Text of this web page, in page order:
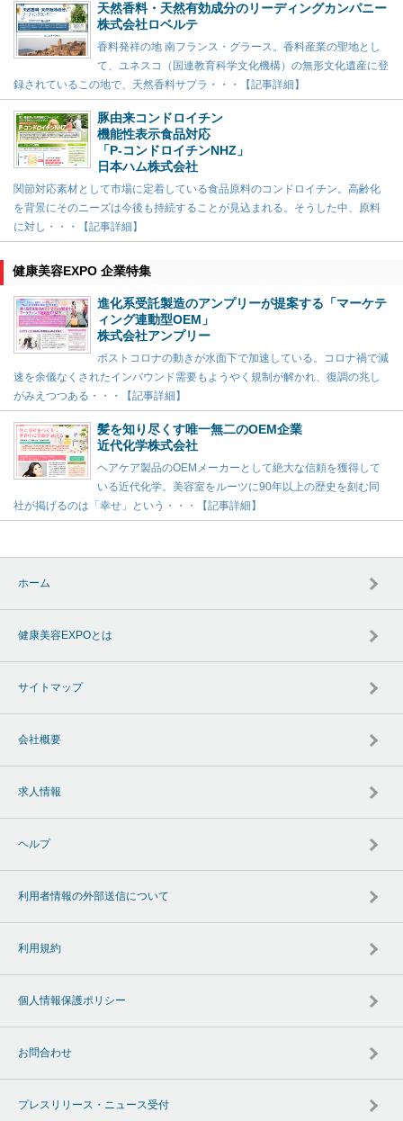
天然香料・天然有効成分のリーディングカンパニー
株式会社ロベルテ
香料発祥の地 南フランス・グラース。香料産業の聖地とし
て、ユネスコ（国連教育科学文化機構）の無形文化遺産に登
録されているこの地で、天然香料サプラ・・・【記事詳細】
豚由来コンドロイチン
機能性表示食品対応
「P-コンドロイチンNHZ」
日本ハム株式会社
関節対応素材として市場に定着している食品原料のコンドロイチン。高齢化
を背景にそのニーズは今後も持続することが見込まれる。そうした中、原料
に対し・・・【記事詳細】
健康美容EXPO 企業特集
進化系受託製造のアンプリーが提案する「マーケテ
ィング連動型OEM」
株式会社アンプリー
ポストコロナの動きが水面下で加速している。コロナ禍で減
速を余儀なくされたインバウンド需要もようやく規制が解かれ、復調の兆し
がみえつつある・・・【記事詳細】
髪を知り尽くす唯一無二のOEM企業
近代化学株式会社
ヘアケア製品のOEMメーカーとして絶大な信頼を獲得して
いる近代化学。美容室をルーツに90年以上の歴史を刻む同
社が掲げるのは「幸せ」という・・・【記事詳細】
ホーム
健康美容EXPOとは
サイトマップ
会社概要
求人情報
ヘルプ
利用者情報の外部送信について
利用規約
個人情報保護ポリシー
お問合わせ
プレスリリース・ニュース受付